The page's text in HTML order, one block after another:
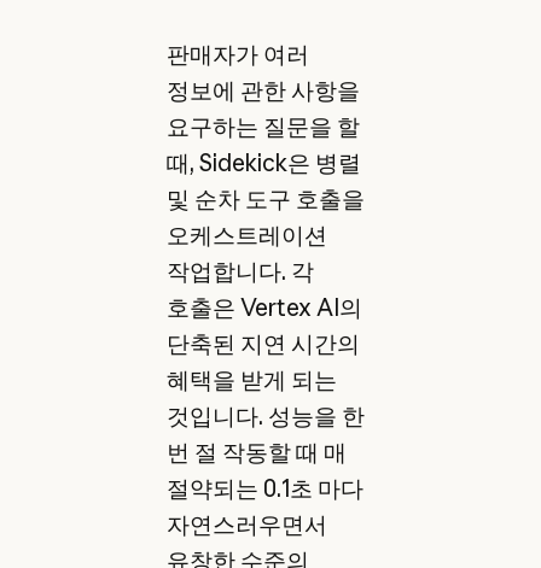
판매자가 여러
정보에 관한 사항을
요구하는 질문을 할
때, Sidekick은 병렬
및 순차 도구 호출을
오케스트레이션
작업합니다. 각
호출은 Vertex AI의
단축된 지연 시간의
혜택을 받게 되는
것입니다. 성능을 한
번 절 작동할 때 매
절약되는 0.1초 마다
자연스러우면서
유창한 수준의